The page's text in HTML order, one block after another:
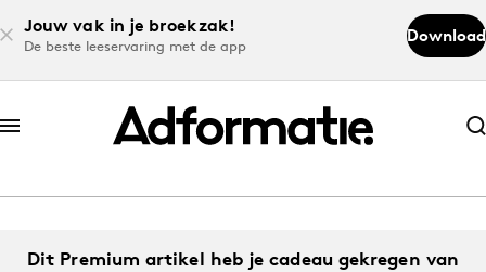
Jouw vak in je broekzak!
De beste leeservaring met de app
Download
Abonneer nu
Abonneer nu
Dit Premium artikel heb je cadeau gekregen van